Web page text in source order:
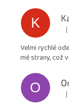
K |
Velmi rychlé
mé strany, což
O |